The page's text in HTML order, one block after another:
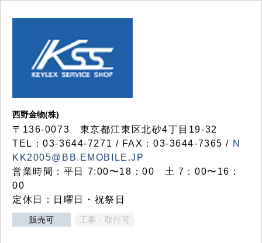
西野金物(株)
〒136-0073 東京都江東区北砂4丁目19-32
TEL：03‐3644‐7271 / FAX：03-3644-7365 / N
KK2005@BB.EMOBILE.JP
営業時間：平日 7:00〜18：00 土 7：00〜16：
00
定休日：日曜日・祝祭日
販売可 工事・取付可